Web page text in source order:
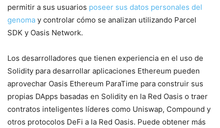
permitir a sus usuarios poseer sus datos personales del
genoma y controlar cómo se analizan utilizando Parcel
SDK y Oasis Network.
Los desarrolladores que tienen experiencia en el uso de
Solidity para desarrollar aplicaciones Ethereum pueden
aprovechar Oasis Ethereum ParaTime para construir sus
propias DApps basadas en Solidity en la Red Oasis o traer
contratos inteligentes líderes como Uniswap, Compound y
otros protocolos DeFi a la Red Oasis. Puede obtener más